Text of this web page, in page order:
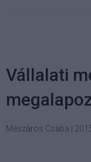
Vállalati
Mészáros Csaba